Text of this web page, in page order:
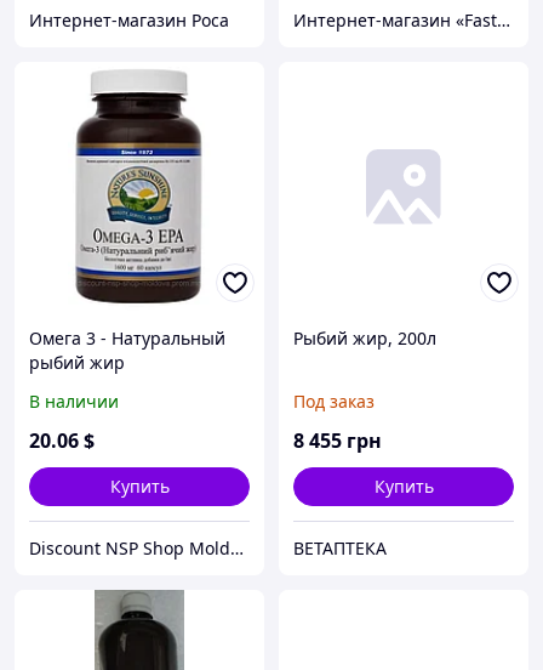
Интернет-магазин Роса Интернет-магазин «FastShop»
Омега 3 - Натуральный
рыбий жир
В наличии
20.06$
Купить
Discount NSP Shop Moldova
Рыбий жир, 200л
Под заказ
8 455 грн
Купить
ВЕТАПТЕКА